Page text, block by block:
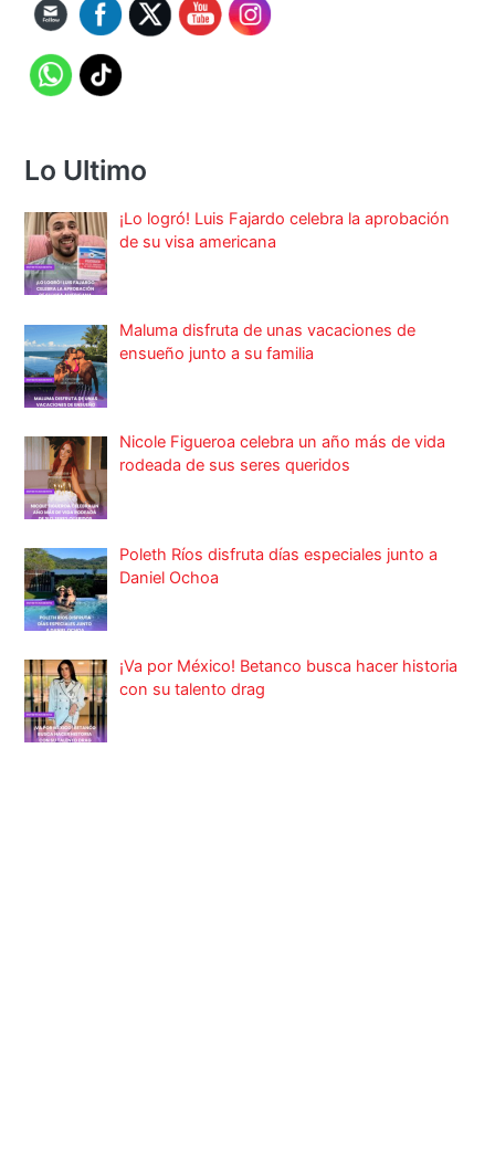
Lo Ultimo
¡Lo logró! Luis Fajardo celebra la aprobación
de su visa americana
Maluma disfruta de unas vacaciones de
ensueño junto a su familia
Nicole Figueroa celebra un año más de vida
rodeada de sus seres queridos
Poleth Ríos disfruta días especiales junto a
Daniel Ochoa
¡Va por México! Betanco busca hacer historia
con su talento drag